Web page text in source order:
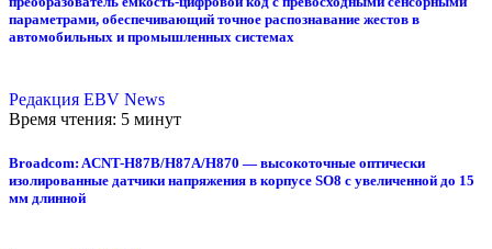
параметрами, обеспечивающий точное распознавание жестов в
автомобильных и промышленных системах
Редакция EBV News
Время чтения: 5 минут
Broadcom: ACNT-H87B/H87A/H870 — высокоточные оптически
изолированные датчики напряжения в корпусе SO8 с увеличенной до 15
мм длинной